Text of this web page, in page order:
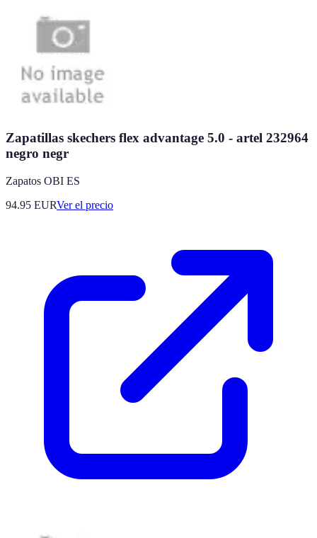
Zapatillas skechers flex advantage 5.0 - artel 232964
negro negr
Zapatos OBI ES
94.95 EURVer el precio